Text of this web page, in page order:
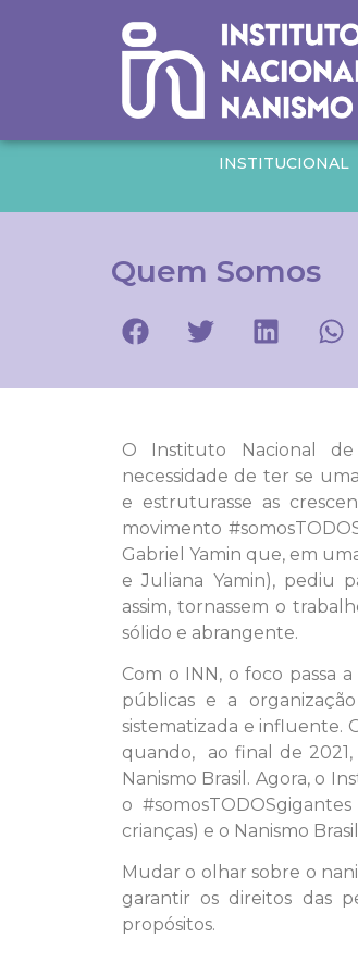
INSTITUCIONAL
Quem Somos
O Instituto Nacional
necessidade de ter se
e estruturasse as
movimento
Gabriel Yamin que, em
e Juliana Yamin), pediu
assim, tornassem o
sólido e abrangente.
Com o INN, o foco passa
públicas e a
sistematizada e influente.
quando, ao final de
Nanismo Brasil. Agora, o
o
crianças) e o Nanismo
Mudar o olhar sobre o
garantir os direitos das
propósitos.